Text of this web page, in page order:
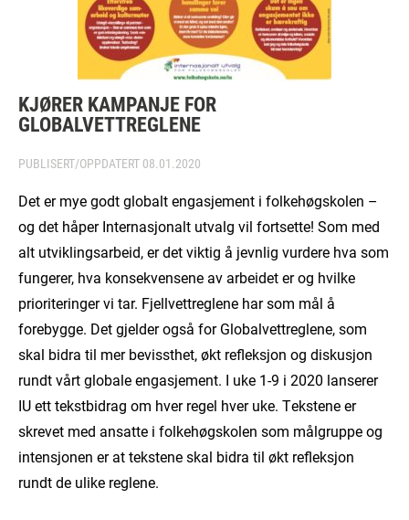
KJØRER KAMPANJE FOR
GLOBALVETTREGLENE
PUBLISERT/OPPDATERT 08.01.2020
Det er mye godt globalt engasjement i folkehøgskolen –
og det håper Internasjonalt utvalg vil fortsette! Som med
alt utviklingsarbeid, er det viktig å jevnlig vurdere hva som
fungerer, hva konsekvensene av arbeidet er og hvilke
prioriteringer vi tar. Fjellvettreglene har som mål å
forebygge. Det gjelder også for Globalvettreglene, som
skal bidra til mer bevissthet, økt refleksjon og diskusjon
rundt vårt globale engasjement. I uke 1-9 i 2020 lanserer
IU ett tekstbidrag om hver regel hver uke. Tekstene er
skrevet med ansatte i folkehøgskolen som målgruppe og
intensjonen er at tekstene skal bidra til økt refleksjon
rundt de ulike reglene.